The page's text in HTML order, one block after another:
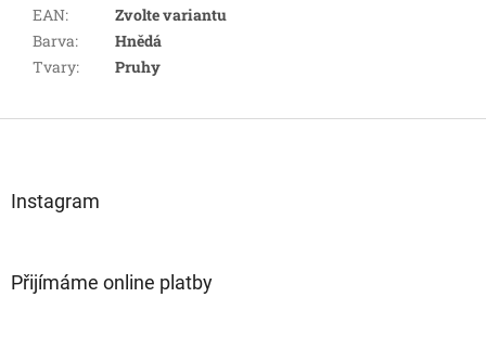
EAN:
Zvolte variantu
Barva:
Hnědá
Tvary: Pruhy
Instagram
Přijímáme online platby